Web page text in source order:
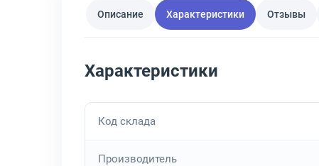
Описание Характеристики Отзывы
Характеристики
Код склада
Производитель